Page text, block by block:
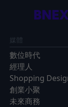
媒體
數位時代
經理人
Shopping
創業小聚
未來商務